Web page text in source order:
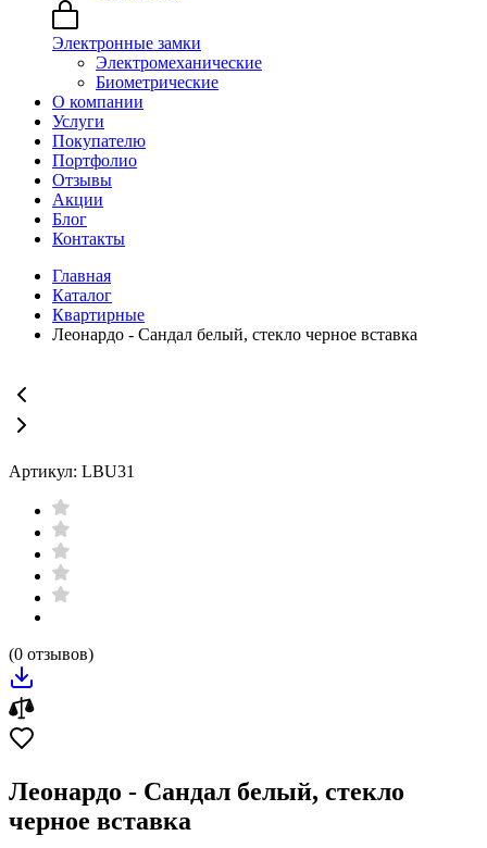
Электронные замки
Электромеханические
Биометрические
О компании
Услуги
Покупателю
Портфолио
Отзывы
Акции
Блог
Контакты
Главная
Каталог
Квартирные
Леонардо - Сандал белый, стекло черное вставка
Артикул: LBU31
(0 отзывов)
Леонардо - Сандал белый, стекло
черное вставка